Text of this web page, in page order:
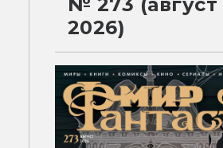
2026)